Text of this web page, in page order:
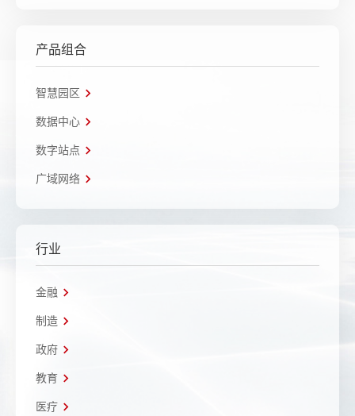
产品组合
智慧园区
数据中心
数字站点
广域网络
行业
金融
制造
政府
教育
医疗